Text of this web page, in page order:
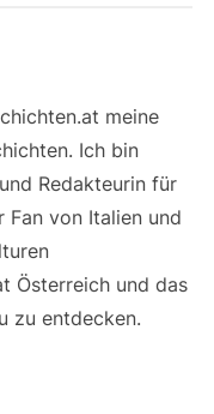
meine
Ich bin
Redakteurin für
Fan von Italien und
Österreich und das
zu entdecken.